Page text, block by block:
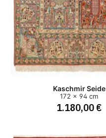
Kaschmir Seide
172 x 94 cm
1.180,00 €